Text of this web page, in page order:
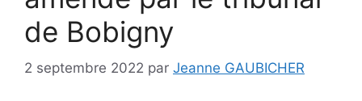
de Bobigny
2 septembre 2022 par Jeanne GAUBICHER